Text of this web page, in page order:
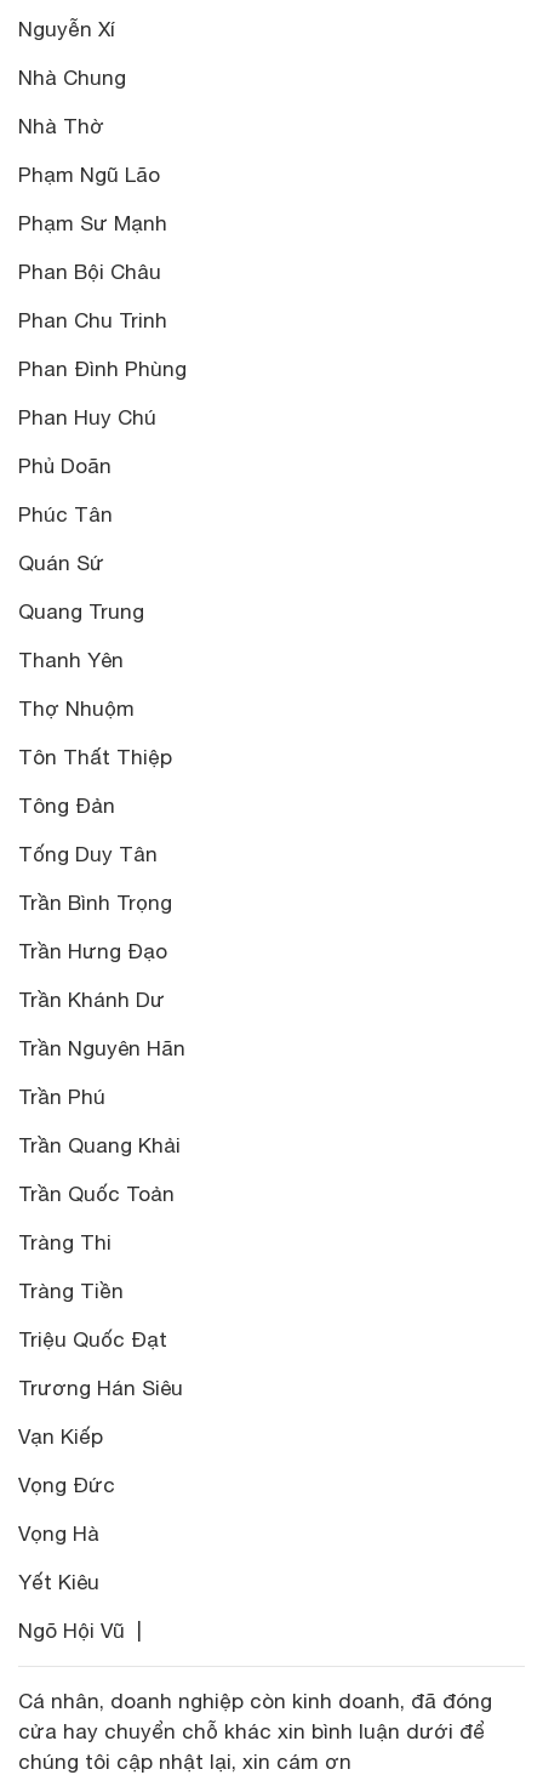
Nguyễn Xí
Nhà Chung
Nhà Thờ
Phạm Ngũ Lão
Phạm Sư Mạnh
Phan Bội Châu
Phan Chu Trinh
Phan Đình Phùng
Phan Huy Chú
Phủ Doãn
Phúc Tân
Quán Sứ
Quang Trung
Thanh Yên
Thợ Nhuộm
Tôn Thất Thiệp
Tông Đản
Tống Duy Tân
Trần Bình Trọng
Trần Hưng Đạo
Trần Khánh Dư
Trần Nguyên Hãn
Trần Phú
Trần Quang Khải
Trần Quốc Toản
Tràng Thi
Tràng Tiền
Triệu Quốc Đạt
Trương Hán Siêu
Vạn Kiếp
Vọng Đức
Vọng Hà
Yết Kiêu
Ngõ Hội Vũ |
Cá nhân, doanh nghiệp còn kinh doanh, đã đóng
cửa hay chuyển chỗ khác xin bình luận dưới để
chúng tôi cập nhật lại, xin cám ơn